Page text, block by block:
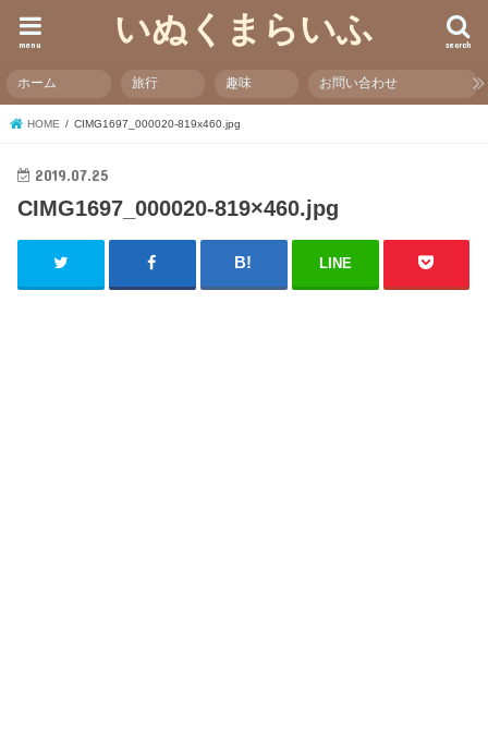
いぬくまらいふ search
menu
ホーム 旅行 趣味 お問い合わせ
HOME CIMG1697_000020-819x460.jpg
2019.07.25
CIMG1697_000020-819×460.jpg
LINE